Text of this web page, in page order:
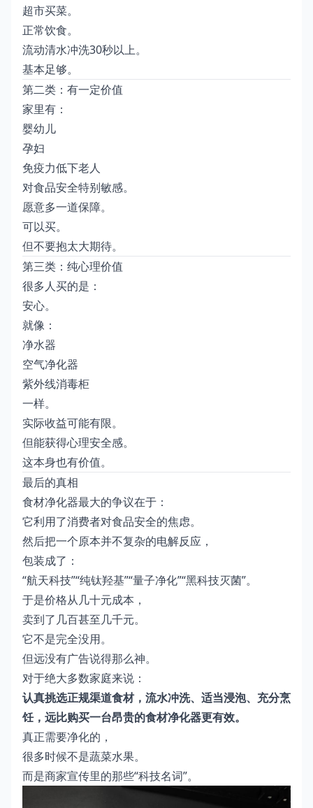
超市买菜。
正常饮食。
流动清水冲洗30秒以上。
基本足够。
第二类：有一定价值
家里有：
婴幼儿
孕妇
免疫力低下老人
对食品安全特别敏感。
愿意多一道保障。
可以买。
但不要抱太大期待。
第三类：纯心理价值
很多人买的是：
安心。
就像：
净水器
空气净化器
紫外线消毒柜
一样。
实际收益可能有限。
但能获得心理安全感。
这本身也有价值。
最后的真相
食材净化器最大的争议在于：
它利用了消费者对食品安全的焦虑。
然后把一个原本并不复杂的电解反应，
包装成了：
“航天科技”“纯钛羟基”“量子净化”“黑科技灭菌”。
于是价格从几十元成本，
卖到了几百甚至几千元。
它不是完全没用。
但远没有广告说得那么神。
对于绝大多数家庭来说：
认真挑选正规渠道食材，流水冲洗、适当浸泡、充分烹
饪，远比购买一台昂贵的食材净化器更有效。
真正需要净化的，
很多时候不是蔬菜水果。
而是商家宣传里的那些“科技名词”。